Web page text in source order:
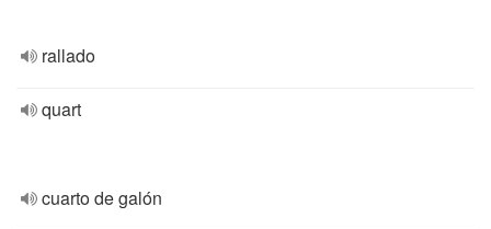
rallado
quart
cuarto de galón